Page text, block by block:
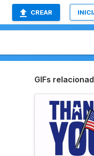
CREAR
GIFs